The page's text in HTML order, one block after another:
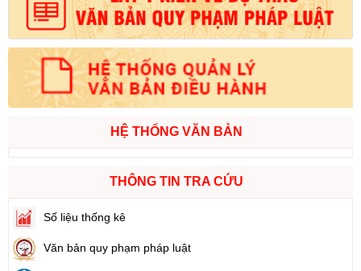
HỆ THỐNG VĂN BẢN
THÔNG TIN TRA CỨU
Số liệu thống kê
Văn bản quy phạm pháp luật